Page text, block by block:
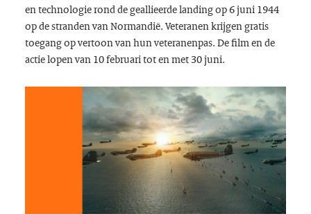
en technologie rond de geallieerde landing op 6 juni 1944
op de stranden van Normandië. Veteranen krijgen gratis
toegang op vertoon van hun veteranenpas. De film en de
actie lopen van 10 februari tot en met 30 juni.